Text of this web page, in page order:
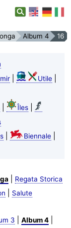
Album 4 16
| Utile|
| Îles|
| Biennale|
| Regata Storica
Salute
3 Album 4|